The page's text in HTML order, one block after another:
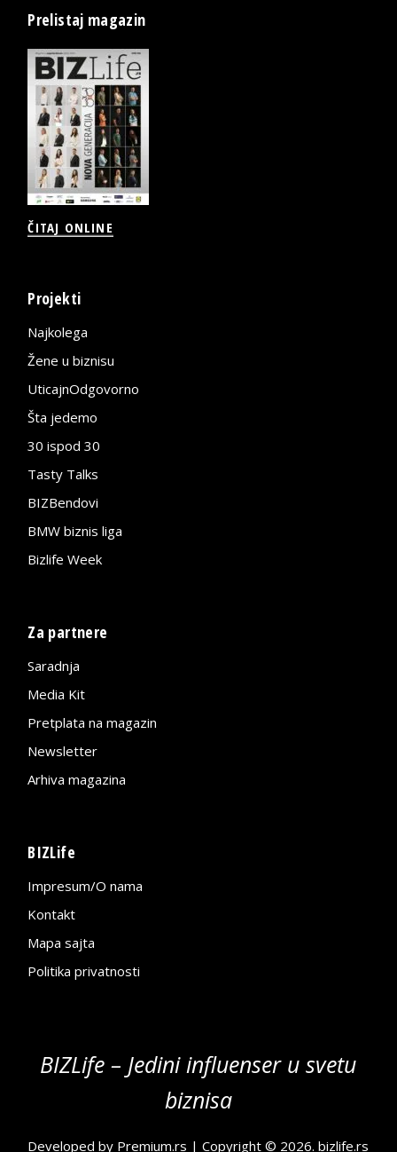
Prelistaj magazin
ČITAJ ONLINE
Projekti
Najkolega
Žene u biznisu
UticajnOdgovorno
Šta jedemo
30 ispod 30
Tasty Talks
BIZBendovi
BMW biznis liga
Bizlife Week
Za partnere
Saradnja
Media Kit
Pretplata na magazin
Newsletter
Arhiva magazina
BIZLife
Impresum/O nama
Kontakt
Mapa sajta
Politika privatnosti
BIZLife – Jedini influenser u svetu
biznisa
Developed by Premium.rs | Copyright © 2026.bizlife.rs